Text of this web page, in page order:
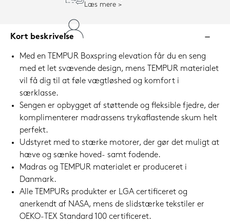
Læs mere
Kort beskrivelse
Med en TEMPUR Boxspring elevation får du en seng
med et let svævende design, mens TEMPUR materialet
vil få dig til at føle vægtløshed og komfort i
særklasse.
Sengen er opbygget af støttende og fleksible fjedre, der
komplimenterer madrassens trykaflastende skum helt
perfekt.
Udstyret med to stærke motorer, der gør det muligt at
hæve og sænke hoved- samt fodende.
Madras og TEMPUR materialet er produceret i
Danmark.
Alle TEMPURs produkter er LGA certificeret og
anerkendt af NASA, mens de slidstærke tekstiler er
OEKO-TEX Standard 100 certificeret.